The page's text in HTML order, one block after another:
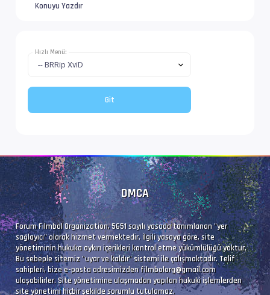
Konuyu Yazdır
Hızlı Menü:
DMCA
Forum Filmbol Organization, 5651 sayılı yasada tanımlanan "yer
sağlayıcı" olarak hizmet vermektedir. İlgili yasaya göre, site
yönetiminin hukuka aykırı içerikleri kontrol etme yükümlülüğü yoktur.
Bu sebeple sitemiz "uyar ve kaldır" sistemi ile çalışmaktadır. Telif
sahipleri, bize e-posta adresimizdenfilmbolorg@gmail.com
ulaşabilirler. Site yönetimine ulaşmadan yapılan hukuki işlemlerden
site yönetimi hiçbir şekilde sorumlu tutulamaz.